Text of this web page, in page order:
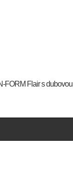
FORM Flair s dubovou